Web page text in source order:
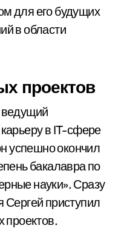
для его будущих
в области
проектов
ведущий
в IT-сфере
успешно окончил
бакалавра по
науки». Сразу
Сергей приступил
проектов.